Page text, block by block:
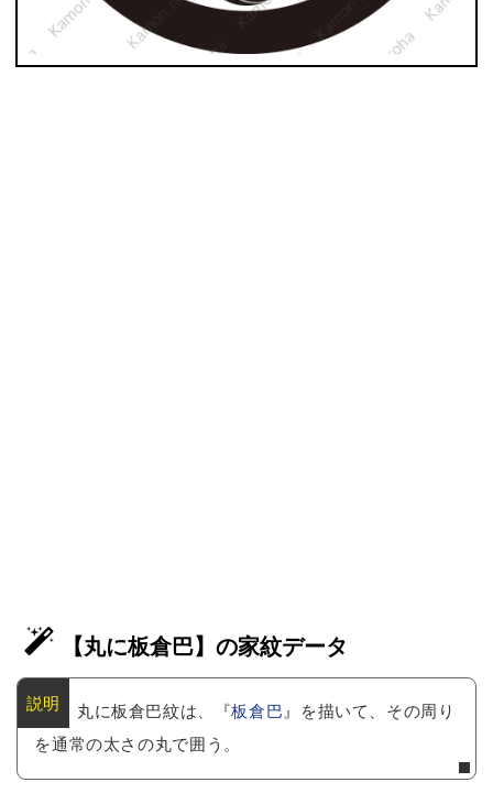
【丸に板倉巴】の家紋データ
丸に板倉巴紋は、『板倉巴』を描いて、その周り
を通常の太さの丸で囲う。